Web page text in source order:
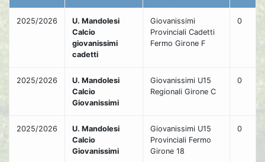
2025/2026
U. Mandolesi
Calcio
giovanissimi
cadetti
Giovanissimi
Provinciali Cadetti
Fermo Girone F
0
2025/2026
U. Mandolesi
Calcio
Giovanissimi
Giovanissimi U15
Regionali Girone C
0
2025/2026
U. Mandolesi
Calcio
Giovanissimi
Giovanissimi U15
Provinciali Fermo
Girone 18
0